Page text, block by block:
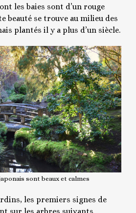
les baies sont d’un rouge
beauté se trouve au milieu des
plantés il y a plus d’un siècle.
sont beaux et calmes
les premiers signes de